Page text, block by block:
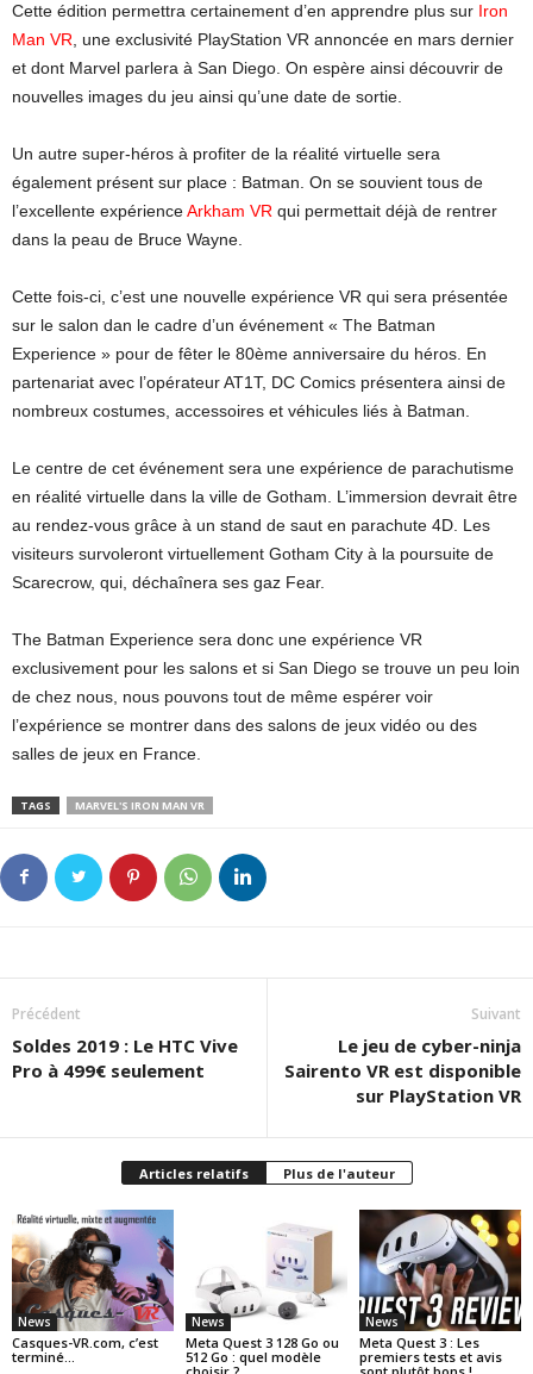
Cette édition permettra certainement d’en apprendre plus sur Iron
Man VR, une exclusivité PlayStation VR annoncée en mars dernier
et dont Marvel parlera à San Diego. On espère ainsi découvrir de
nouvelles images du jeu ainsi qu’une date de sortie.
Un autre super-héros à profiter de la réalité virtuelle sera
également présent sur place : Batman. On se souvient tous de
l’excellente expérienceArkham VR qui permettait déjà de rentrer
dans la peau de Bruce Wayne.
Cette fois-ci, c’est une nouvelle expérience VR qui sera présentée
sur le salon dan le cadre d’un événement « The Batman
Experience » pour de fêter le 80ème anniversaire du héros. En
partenariat avec l’opérateur AT1T, DC Comics présentera ainsi de
nombreux costumes, accessoires et véhicules liés à Batman.
Le centre de cet événement sera une expérience de parachutisme
en réalité virtuelle dans la ville de Gotham. L’immersion devrait être
au rendez-vous grâce à un stand de saut en parachute 4D. Les
visiteurs survoleront virtuellement Gotham City à la poursuite de
Scarecrow, qui, déchaînera ses gaz Fear.
The Batman Experience sera donc une expérience VR
exclusivement pour les salons et si San Diego se trouve un peu loin
de chez nous, nous pouvons tout de même espérer voir
l’expérience se montrer dans des salons de jeux vidéo ou des
salles de jeux en France.
TAGS MARVEL'S IRON MAN VR
Précédent
Soldes 2019 : Le HTC Vive
Pro à 499€ seulement
Suivant
Le jeu de cyber-ninja
Sairento VR est disponible
sur PlayStation VR
Articles relatifs Plus de l'auteur
News
Casques-VR.com, c’est
terminé…
News
Meta Quest 3 128 Go ou
512 Go : quel modèle
News
Meta Quest 3 : Les
premiers tests et avis